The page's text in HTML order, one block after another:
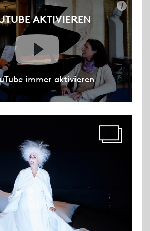
AKTIVIEREN
i
immer aktivieren